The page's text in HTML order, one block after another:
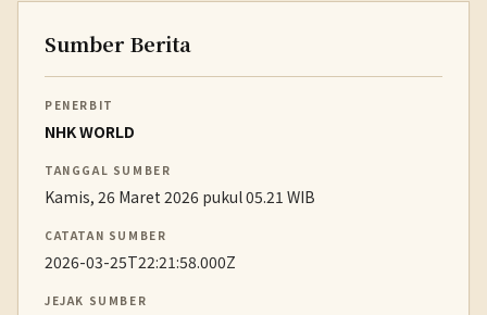
Sumber Berita
PENERBIT
NHK WORLD
TANGGAL SUMBER
Kamis, 26 Maret 2026 pukul 05.21 WIB
CATATAN SUMBER
2026-03-25T22:21:58.000Z
JEJAK SUMBER